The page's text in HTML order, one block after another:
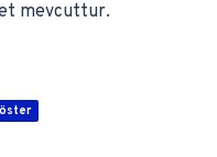
mevcuttur.